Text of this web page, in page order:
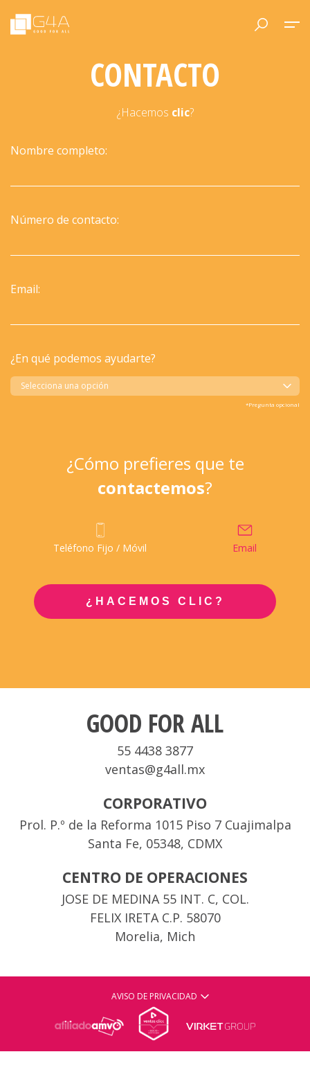
CONTACTO
¿Hacemos clic?
Nombre completo:
Número de contacto:
Email:
¿En qué podemos ayudarte?
Selecciona una opción
*Pregunta opcional
¿Cómo prefieres que te
contactemos?
Teléfono Fijo / Móvil Email
¿HACEMOS CLIC?
GOOD FOR ALL
55 4438 3877
ventas@g4all.mx
CORPORATIVO
Prol. P.º de la Reforma 1015 Piso 7 Cuajimalpa
Santa Fe, 05348, CDMX
CENTRO DE OPERACIONES
JOSE DE MEDINA 55 INT. C, COL.
FELIX IRETA C.P. 58070
Morelia, Mich
AVISO DE PRIVACIDAD